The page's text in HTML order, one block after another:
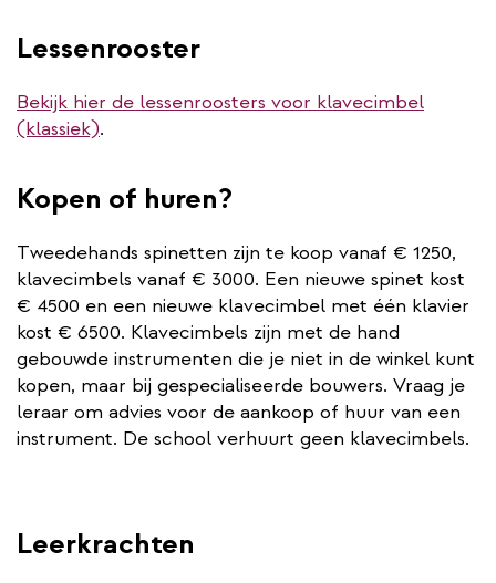
Lessenrooster
Bekijk hier de lessenroosters voor klavecimbel
(klassiek).
Kopen of huren?
Tweedehands spinetten zijn te koop vanaf € 1250,
klavecimbels vanaf € 3000. Een nieuwe spinet kost
€ 4500 en een nieuwe klavecimbel met één klavier
kost € 6500. Klavecimbels zijn met de hand
gebouwde instrumenten die je niet in de winkel kunt
kopen, maar bij gespecialiseerde bouwers. Vraag je
leraar om advies voor de aankoop of huur van een
instrument. De school verhuurt geen klavecimbels.
Leerkrachten